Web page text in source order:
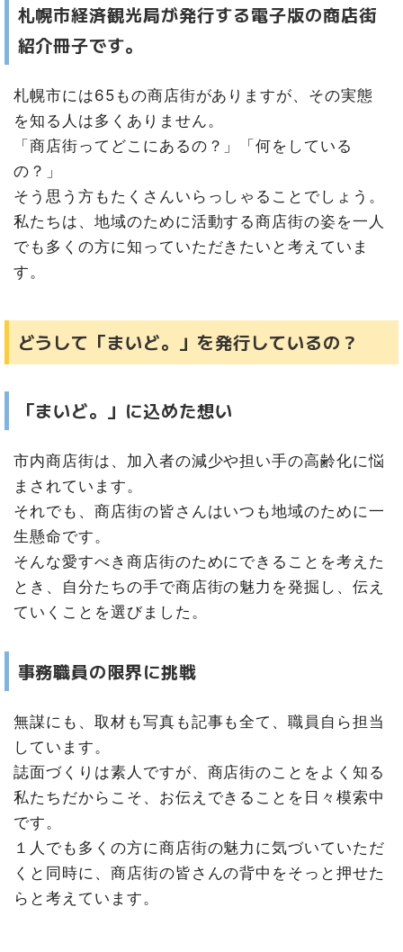
札幌市経済観光局が発行する電子版の商店街
紹介冊子です。
札幌市には65もの商店街がありますが、その実態
を知る人は多くありません。
「商店街ってどこにあるの？」「何をしている
の？」
そう思う方もたくさんいらっしゃることでしょう。
私たちは、地域のために活動する商店街の姿を一人
でも多くの方に知っていただきたいと考えていま
す。
どうして「まいど。」を発行しているの？
「まいど。」に込めた想い
市内商店街は、加入者の減少や担い手の高齢化に悩
まされています。
それでも、商店街の皆さんはいつも地域のために一
生懸命です。
そんな愛すべき商店街のためにできることを考えた
とき、自分たちの手で商店街の魅力を発掘し、伝え
ていくことを選びました。
事務職員の限界に挑戦
無謀にも、取材も写真も記事も全て、職員自ら担当
しています。
誌面づくりは素人ですが、商店街のことをよく知る
私たちだからこそ、お伝えできることを日々模索中
です。
１人でも多くの方に商店街の魅力に気づいていただ
くと同時に、商店街の皆さんの背中をそっと押せた
らと考えています。